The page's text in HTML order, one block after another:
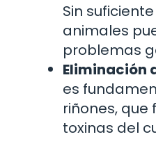
Sin
animales
problemas
Eliminación
es
riñones, que
toxinas del